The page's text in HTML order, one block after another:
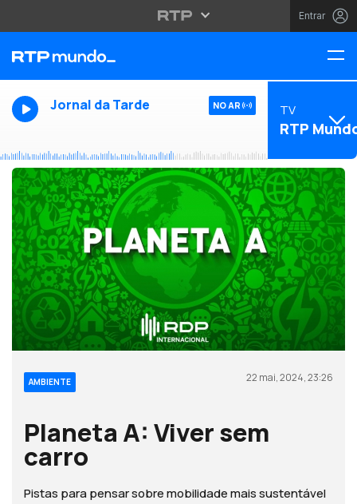
Entrar
Jornal da Tarde NO AR TV
RTP
AMBIENTE 22 mai, 2024, 23:26
Planeta A: Viver sem
carro
Pistas para pensar sobre mobilidade mais sustentável